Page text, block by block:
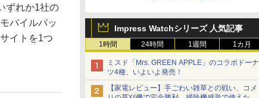
Impress Watchシリーズ 人気記事
1時間 24時間 1週間 1カ月
ミスド「Mrs. GREEN APPLE」のコラボドーナ
ツ4種、いよいよ発売！
【家電レビュー】手ごわい雑草との戦い、コメ
ずれか1社の
バイルバッ
イトを1つ